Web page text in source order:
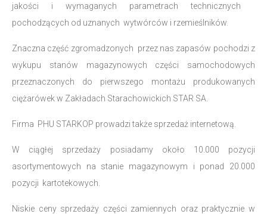
jakości i wymaganych parametrach technicznych
pochodzących od uznanych wytwórców i rzemieślników.
Znaczna część zgromadzonych przez nas zapasów pochodzi z
wykupu stanów magazynowych części samochodowych
przeznaczonych do pierwszego montażu produkowanych
ciężarówek w Zakładach Starachowickich STAR SA.
Firma PHU STARKOP prowadzi także sprzedaż internetową.
W ciągłej sprzedaży posiadamy około 10.000 pozycji
asortymentowych na stanie magazynowym i ponad 20.000
pozycji kartotekowych.
Niskie ceny sprzedaży części zamiennych oraz praktycznie w